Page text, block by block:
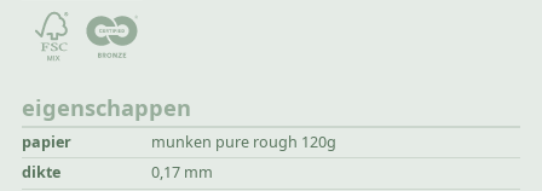
eigenschappen
papier
munken pure rough 120g
dikte
0,17 mm